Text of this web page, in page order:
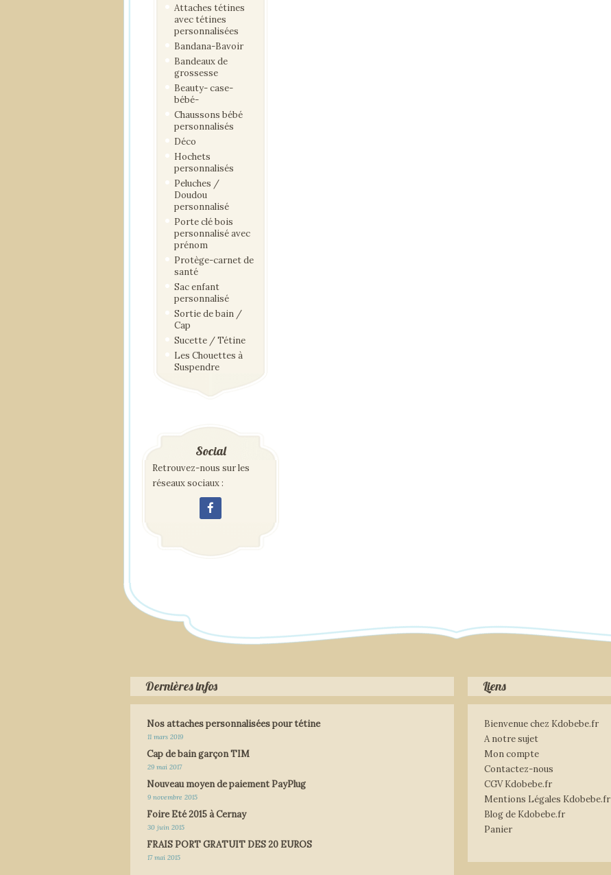
Attaches tétines
avec tétines
personnalisées
Bandana-Bavoir
Bandeaux de
grossesse
Beauty- case-
bébé-
Chaussons bébé
personnalisés
Déco
Hochets
personnalisés
Peluches /
Doudou
personnalisé
Porte clé bois
personnalisé avec
prénom
Protège-carnet de
santé
Sac enfant
personnalisé
Sortie de bain /
Cap
Sucette / Tétine
Les Chouettes à
Suspendre
Social
Retrouvez-nous sur les
réseaux sociaux :
Dernières infos
Nos attaches personnalisées pour tétine
11 mars 2019
Cap de bain garçon TIM
29 mai 2017
Nouveau moyen de paiement PayPlug
9 novembre 2015
Foire Eté 2015 à Cernay
30 juin 2015
FRAIS PORT GRATUIT DES 20 EUROS
17 mai 2015
Liens
Bienvenue chez Kdobebe.fr
A notre sujet
Mon compte
Contactez-nous
CGV Kdobebe.fr
Mentions Légales Kdobebe.fr
Blog de Kdobebe.fr
Panier